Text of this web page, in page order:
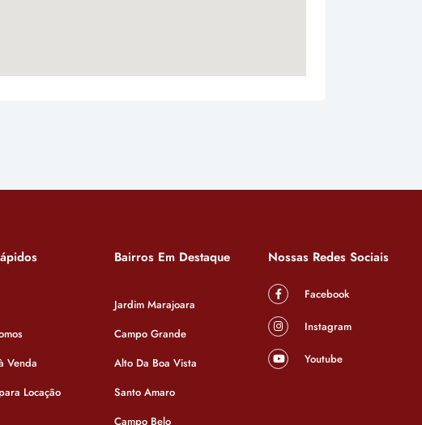
Venda
Locação
Bairros Em Destaque
Jardim Marajoara
Campo Grande
Alto Da Boa Vista
Santo Amaro
Campo Belo
Nossas Redes Sociais
Facebook
Instagram
Youtube